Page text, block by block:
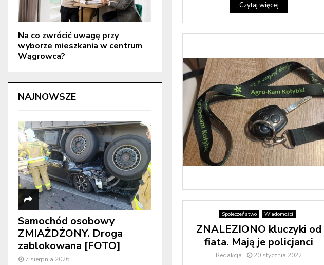
Czytaj więcej
Społeczeństwo Wiadomości
ZNALEZIONO kluczyki od
fiata. Mają je policjanci
Redakcja 20 stycznia 2022
Na co zwrócić uwagę przy
wyborze mieszkania w centrum
Wągrowca?
NAJNOWSZE
Samochód osobowy
ZMIAŻDŻONY. Droga
zablokowana [FOTO]
7 sierpnia 2026